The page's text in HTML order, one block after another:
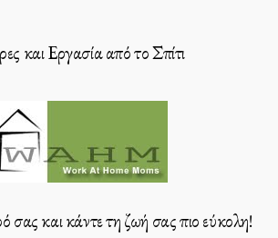
και Εργασία από το Σπίτι
σας και κάντε τη ζωή σας πιο εύκολη!